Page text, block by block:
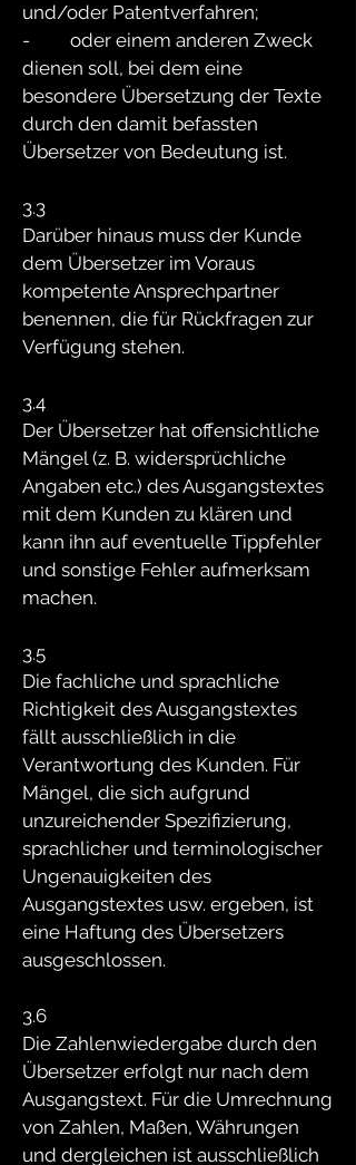
und/oder Patentverfahren;
- oder einem anderen Zweck
dienen soll, bei dem eine
besondere Übersetzung der Texte
durch den damit befassten
Übersetzer von Bedeutung ist.
3.3
Darüber hinaus muss der Kunde
dem Übersetzer im Voraus
kompetente Ansprechpartner
benennen, die für Rückfragen zur
Verfügung stehen.
3.4
Der Übersetzer hat offensichtliche
Mängel (z. B. widersprüchliche
Angaben etc.) des Ausgangstextes
mit dem Kunden zu klären und
kann ihn auf eventuelle Tippfehler
und sonstige Fehler aufmerksam
machen.
3.5
Die fachliche und sprachliche
Richtigkeit des Ausgangstextes
fällt ausschließlich in die
Verantwortung des Kunden. Für
Mängel, die sich aufgrund
unzureichender Spezifizierung,
sprachlicher und terminologischer
Ungenauigkeiten des
Ausgangstextes usw. ergeben, ist
eine Haftung des Übersetzers
ausgeschlossen.
3.6
Die Zahlenwiedergabe durch den
Übersetzer erfolgt nur nach dem
Ausgangstext. Für die Umrechnung
von Zahlen, Maßen, Währungen
und dergleichen ist ausschließlich